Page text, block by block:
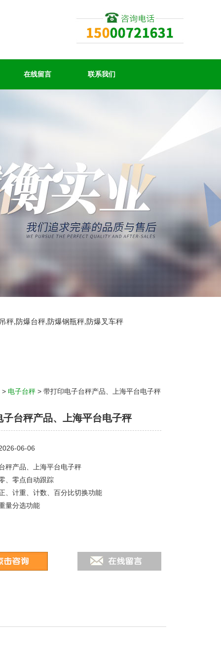
在线留言 联系我们
秤,防爆台秤,防爆钢瓶秤,防爆叉车秤
> 电子台秤 > 带打印电子台秤产品、上海平台电子秤
子台秤产品、上海平台电子秤
06-06
秤产品、上海平台电子秤
、零点自动跟踪
、计重、计数、百分比切换功能
量分选功能